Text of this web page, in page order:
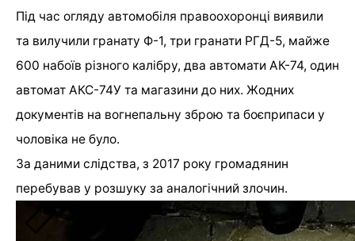
Під час огляду автомобіля правоохоронці виявили
та вилучили гранату Ф-1, три гранати РГД-5, майже
600 набоїв різного калібру, два автомати АК-74, один
автомат АКС-74У та магазини до них. Жодних
документів на вогнепальну зброю та боєприпаси у
чоловіка не було.
За даними слідства, з 2017 року громадянин
перебував у розшуку за аналогічний злочин.